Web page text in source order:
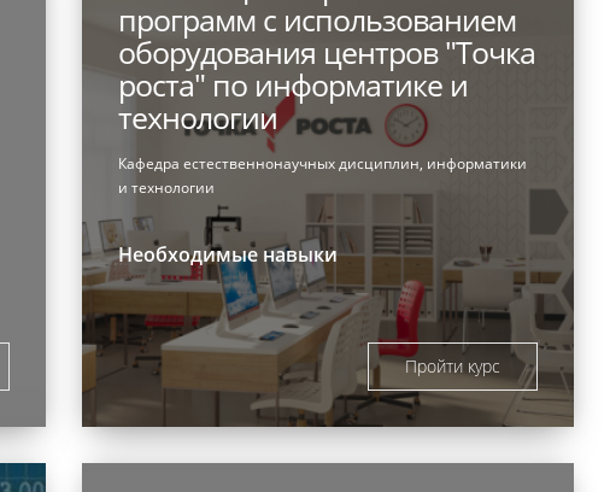
программ с использованием
оборудования центров "Точка
роста" по информатике и
технологии
Кафедра естественнонаучных дисциплин, информатики
и технологии
Необходимые навыки
Пройти курс